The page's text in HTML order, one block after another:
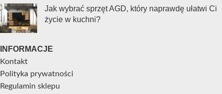
Jak wybrać sprzęt AGD, który naprawdę ułatwi Ci
życie w kuchni?
INFORMACJE
Kontakt
Polityka prywatności
Regulamin sklepu